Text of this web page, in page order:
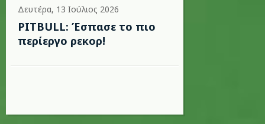
Δευτέρα, 13 Ιούλιος 2026
PITBULL: Έσπασε το πιο
περίεργο ρεκορ!